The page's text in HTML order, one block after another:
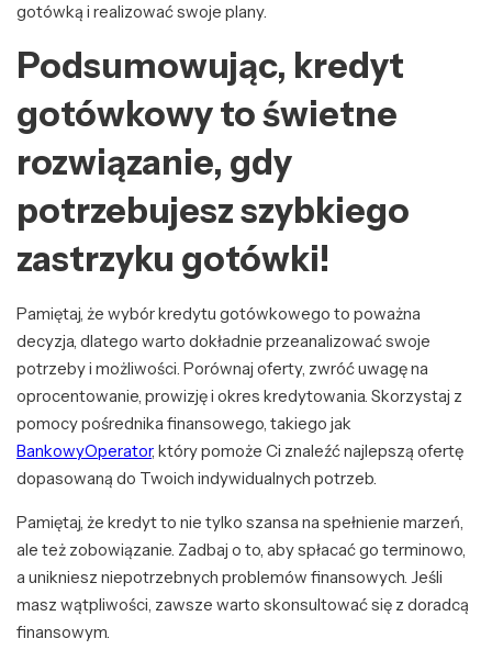
gotówką i realizować swoje plany.
Podsumowując, kredyt
gotówkowy to świetne
rozwiązanie, gdy
potrzebujesz szybkiego
zastrzyku gotówki!
Pamiętaj, że wybór kredytu gotówkowego to poważna
decyzja, dlatego warto dokładnie przeanalizować swoje
potrzeby i możliwości. Porównaj oferty, zwróć uwagę na
oprocentowanie, prowizję i okres kredytowania. Skorzystaj z
pomocy pośrednika finansowego, takiego jak
BankowyOperator, który pomoże Ci znaleźć najlepszą ofertę
dopasowaną do Twoich indywidualnych potrzeb.
Pamiętaj, że kredyt to nie tylko szansa na spełnienie marzeń,
ale też zobowiązanie. Zadbaj o to, aby spłacać go terminowo,
a unikniesz niepotrzebnych problemów finansowych. Jeśli
masz wątpliwości, zawsze warto skonsultować się z doradcą
finansowym.